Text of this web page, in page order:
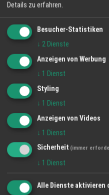
Die Erfindung des
Reise durch die
30 Jun 2025
Regio SEO Content
Details zu erfahren.
Besucher-Statistiken
↓ 2 Dienste
Anzeigen von Werbung
↓ 1 Dienst
Styling
↓ 1 Dienst
Anzeigen von Videos
↓ 1 Dienst
Sicherheit (immer
↓ 1 Dienst
Alle Dienste aktivieren